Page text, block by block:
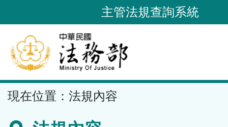
到
要
內
容
區
主管法規查詢系統
現在位置： 法規內容